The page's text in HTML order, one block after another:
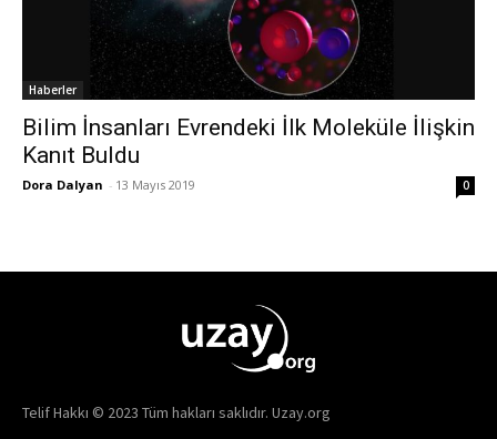
Haberler
Bilim İnsanları Evrendeki İlk Moleküle İlişkin
Kanıt Buldu
Dora Dalyan - 13 Mayıs 2019 0
Telif Hakkı © 2023 Tüm hakları saklıdır. Uzay.org